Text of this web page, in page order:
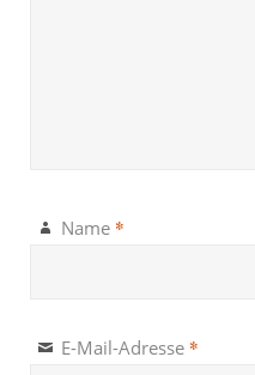
Name *
E-Mail-Adresse *